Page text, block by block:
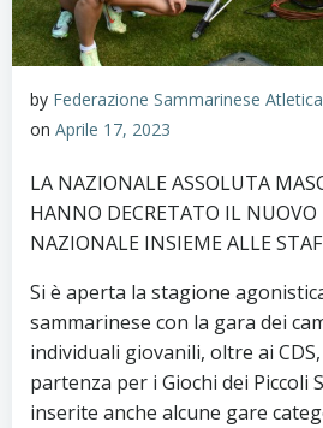
by Federazione Sammarinese
on Aprile 17, 2023
LA NAZIONALE ASSOLUTA
HANNO DECRETATO IL NUOVO
NAZIONALE INSIEME ALLE
Si è aperta la stagione
sammarinese con la gara dei
individuali giovanili, oltre ai
partenza per i Giochi dei Piccoli
inserite anche alcune gare